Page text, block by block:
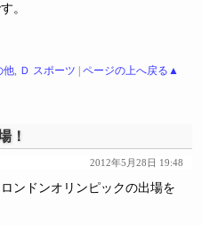
。
他, Ｄ スポーツ | ページの上へ戻る▲
！
2012年5月28日 19:48
ンドンオリンピックの出場を